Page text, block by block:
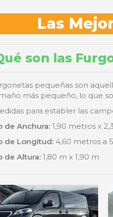
Las
son las
pequeñas son
más pequeño, lo que
para establer las
de Anchura: 1,90 metros x
de Longitud: 4,60 metros a
de Altura: 1,80 m x 1,90 m